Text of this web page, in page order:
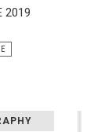
2019